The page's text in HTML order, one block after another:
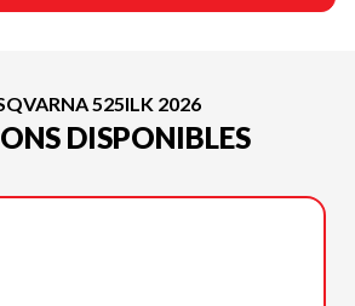
525ILK 2026
DISPONIBLES